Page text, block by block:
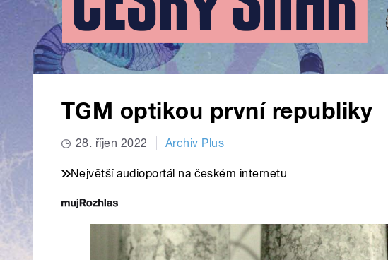
TGM optikou první republiky
28. říjen 2022 Archiv Plus
Největší audioportál na českém internetu